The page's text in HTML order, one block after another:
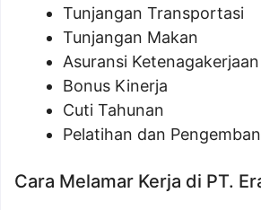
Tunjangan Transportasi
Tunjangan Makan
Asuransi Ketenagakerjaan
Bonus Kinerja
Cuti Tahunan
Pelatihan dan
Cara Melamar Kerja di PT.